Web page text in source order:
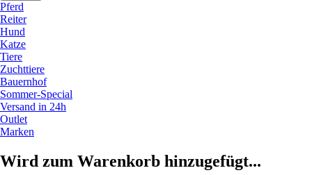
Pferd
Reiter
Hund
Katze
Tiere
Zuchttiere
Bauernhof
Sommer-Special
Versand in 24h
Outlet
Marken
Wird zum Warenkorb hinzugefügt...